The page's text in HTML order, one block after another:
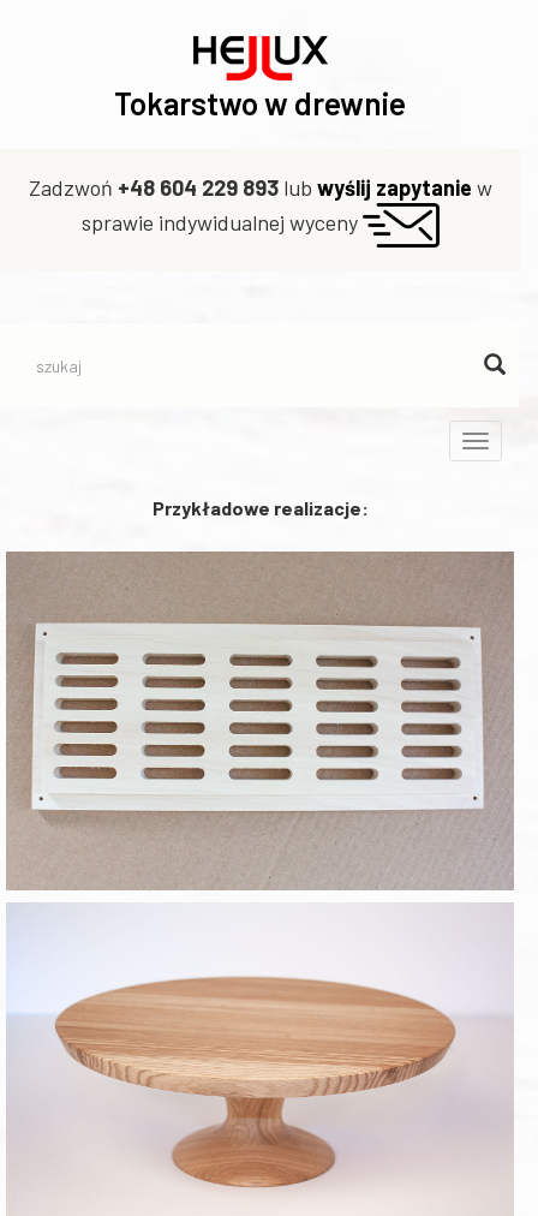
Tokarstwo w drewnie
Zadzwoń +48 604 229 893lub wyślij zapytanie w
sprawie indywidualnej wyceny
Toggle
Przykładowe realizacje: